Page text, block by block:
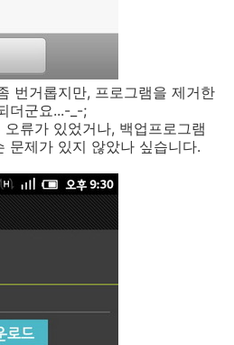
번거롭지만, 프로그램을 제거한
더군요...-_-;
류가 있었거나, 백업프로그램
문제가 있지 않았나 싶습니다.